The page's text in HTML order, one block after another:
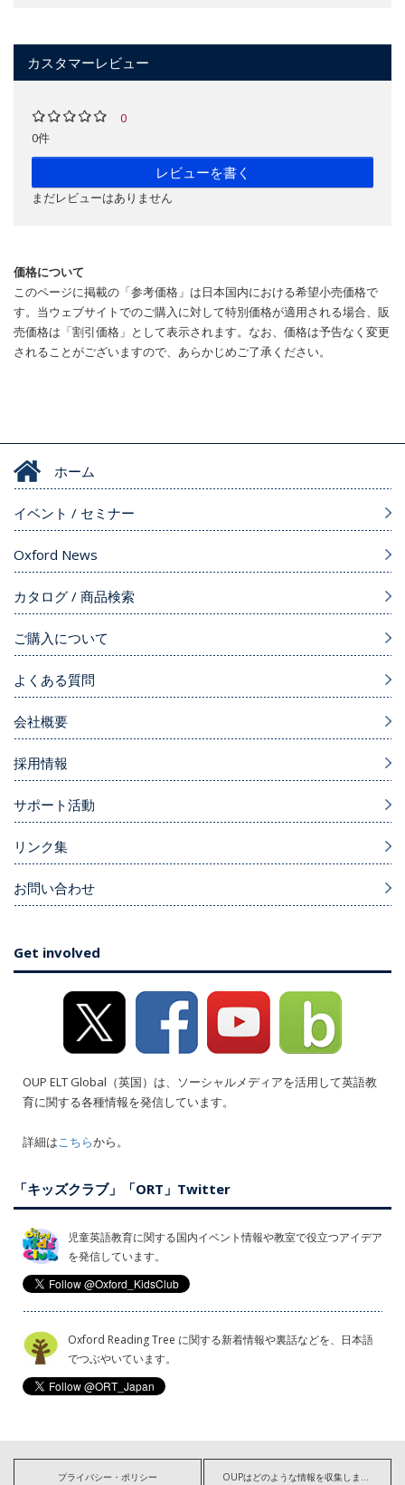
カスタマーレビュー
0
0件
レビューを書く
まだレビューはありません
価格について
このページに掲載の「参考価格」は日本国内における希望小売価格で
す。当ウェブサイトでのご購入に対して特別価格が適用される場合、販
売価格は「割引価格」として表示されます。なお、価格は予告なく変更
されることがございますので、あらかじめご了承ください。
ホーム
イベント / セミナー
Oxford News
カタログ / 商品検索
ご購入について
よくある質問
会社概要
採用情報
サポート活動
リンク集
お問い合わせ
Get involved
OUP ELT Global（英国）は、ソーシャルメディアを活用して英語教
育に関する各種情報を発信しています。
詳細はこちらから。
「キッズクラブ」「ORT」Twitter
児童英語教育に関する国内イベント情報や教室で役立つアイデア
を発信しています。
Oxford Reading Tree に関する新着情報や裏話などを、日本語
でつぶやいています。
プライバシー・ポリシー OUPはどのような情報を収集しますか?